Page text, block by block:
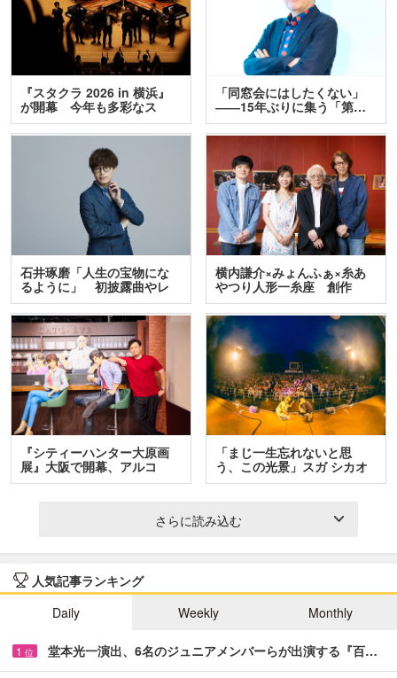
『スタクラ 2026 in 横浜』
が開幕 今年も多彩なス
テ…
「同窓会にはしたくない」
――15年ぶりに集う「第…
石井琢磨「人生の宝物にな
るように」 初披露曲やレ
ア…
横内謙介×みょんふぁ×糸あ
やつり人形一糸座 創作
人…
『シティーハンター大原画
展』大阪で開幕、アルコ
＆…
「まじ一生忘れないと思
う、この光景」スガ シカオ
と…
さらに読み込む
人気記事ランキング
Daily
Weekly Monthly
1 位 堂本光一演出、6名のジュニアメンバーらが出演する『百…